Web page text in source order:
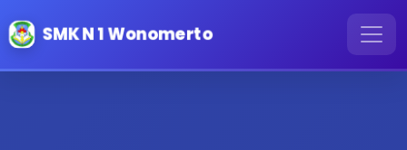
SMK N 1 Wonomerto